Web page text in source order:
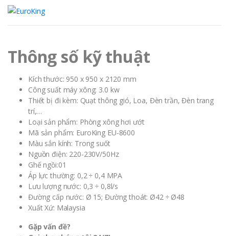
Thông số kỹ thuật
Kích thước: 950 x 950 x 2120 mm
Công suất máy xông: 3.0 kw
Thiết bị đi kèm: Quạt thông gió, Loa, Đèn trần, Đèn trang
trí,…
Loại sản phẩm: Phòng xông hơi ướt
Mã sản phẩm: EuroKing EU-8600
Màu sắn kính: Trong suốt
Nguồn điện: 220-230V/50Hz
Ghế ngồi:01
Áp lực thường: 0,2 ÷ 0,4 MPA
Lưu lượng nước: 0,3 ÷ 0,8l/s
Đường cấp nước: Ø 15; Đường thoát: Ø42 ÷ Ø48
Xuất Xứ: Malaysia
Gặp vấn đề?